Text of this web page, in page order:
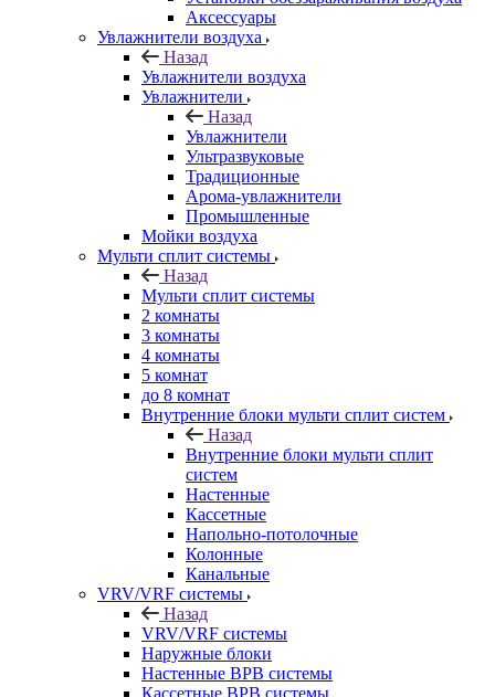
Аксессуары
Увлажнители воздуха
Назад
Увлажнители воздуха
Увлажнители
Назад
Увлажнители
Ультразвуковые
Традиционные
Арома-увлажнители
Промышленные
Мойки воздуха
Мульти сплит системы
Назад
Мульти сплит системы
2 комнаты
3 комнаты
4 комнаты
5 комнат
до 8 комнат
Внутренние блоки мульти сплит систем
Назад
Внутренние блоки мульти сплит
систем
Настенные
Кассетные
Напольно-потолочные
Колонные
Канальные
VRV/VRF системы
Назад
VRV/VRF системы
Наружные блоки
Настенные ВРВ системы
Кассетные ВРВ системы